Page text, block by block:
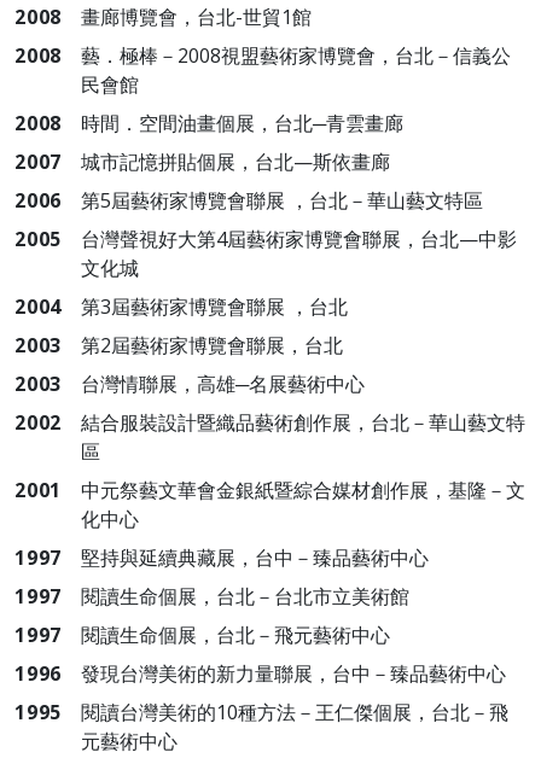
2008
畫廊博覽會，台北-世貿1館
2008
藝．極棒－2008視盟藝術家博覽會，台北－信義公
民會館
2008
時間．空間油畫個展，台北─青雲畫廊
2007
城市記憶拼貼個展，台北—斯依畫廊
2006
第5屆藝術家博覽會聯展 ，台北－華山藝文特區
2005
台灣聲視好大第4屆藝術家博覽會聯展，台北—中影
文化城
2004
第3屆藝術家博覽會聯展 ，台北
2003
第2屆藝術家博覽會聯展，台北
2003
台灣情聯展，高雄─名展藝術中心
2002
結合服裝設計暨織品藝術創作展，台北－華山藝文特
區
2001
中元祭藝文華會金銀紙暨綜合媒材創作展，基隆－文
化中心
1997
堅持與延續典藏展，台中－臻品藝術中心
1997
閱讀生命個展，台北－台北市立美術館
1997
閱讀生命個展，台北－飛元藝術中心
1996
發現台灣美術的新力量聯展，台中－臻品藝術中心
1995
閱讀台灣美術的10種方法－王仁傑個展，台北－飛
元藝術中心